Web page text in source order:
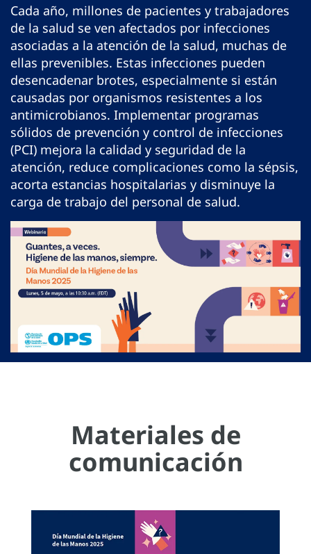
Cada año, millones de pacientes y trabajadores
de la salud se ven afectados por infecciones
asociadas a la atención de la salud, muchas de
ellas prevenibles. Estas infecciones pueden
desencadenar brotes, especialmente si están
causadas por organismos resistentes a los
antimicrobianos. Implementar programas
sólidos de prevención y control de infecciones
(PCI) mejora la calidad y seguridad de la
atención, reduce complicaciones como la sépsis,
acorta estancias hospitalarias y disminuye la
carga de trabajo del personal de salud.
Materiales de
comunicación